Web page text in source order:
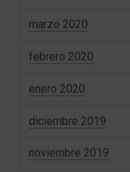
marzo 2020
febrero 2020
enero 2020
diciembre 2019
noviembre 2019